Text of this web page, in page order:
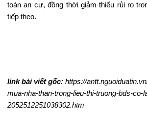
toán an cư, đồng thời giảm thiểu rủi ro
tiếp theo.
link bài viết gốc: https://
mua-nha-than-trong-lieu-thi-truong-bds-co-
2052512251038302.htm